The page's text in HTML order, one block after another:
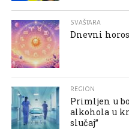
SVAŠTARA
Dnevni
REGION
Primljen u
alkohola u
slučaj”